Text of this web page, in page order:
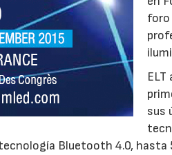
foro
sus
Bluetooth 4.0, hasta